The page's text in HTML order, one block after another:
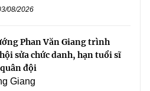
08/2026
Phan Văn Giang trình
sửa chức danh, hạn tuổi sĩ
đội
Giang